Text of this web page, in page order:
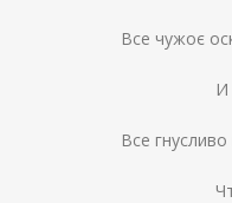
Все чужоє
И
Все
Чтоб